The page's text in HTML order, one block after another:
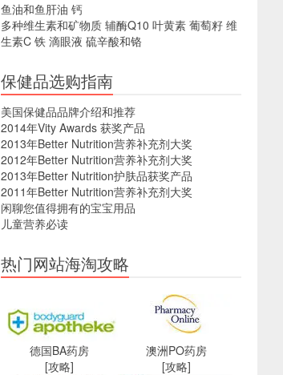
鱼油和鱼肝油 钙
多种维生素和矿物质 辅酶Q10 叶黄素 葡萄籽 维
生素C 铁 滴眼液 硫辛酸和铬
保健品选购指南
美国保健品品牌介绍和推荐
2014年Vity Awards 获奖产品
2013年Better Nutrition营养补充剂大奖
2012年Better Nutrition营养补充剂大奖
2013年Better Nutrition护肤品获奖产品
2011年Better Nutrition营养补充剂大奖
闲聊您值得拥有的宝宝用品
儿童营养必读
热门网站海淘攻略
德国BA药房
[攻略]
澳洲PO药房
[攻略]